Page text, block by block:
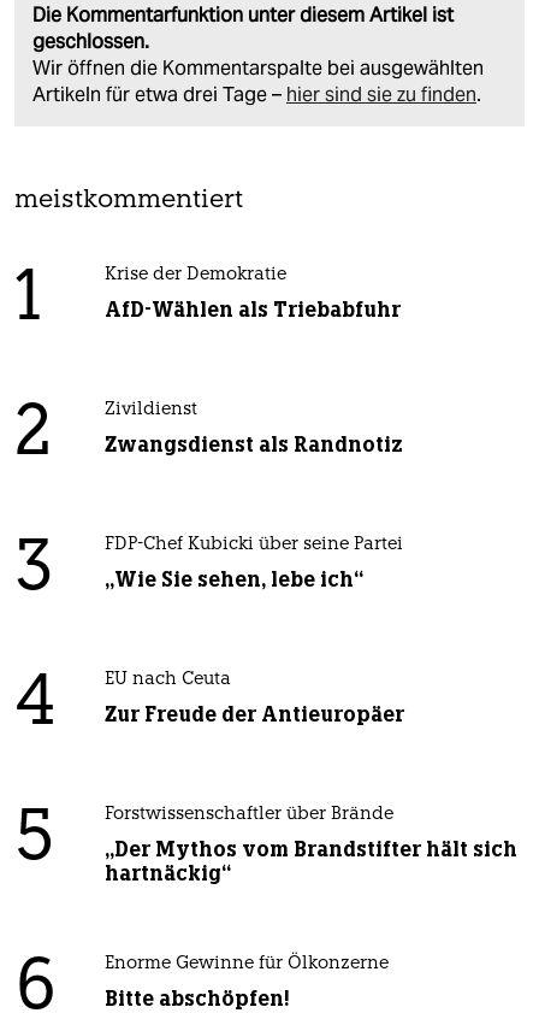
Die Kommentarfunktion unter diesem Artikel ist
geschlossen.
Wir öffnen die Kommentarspalte bei ausgewählten
Artikeln für etwa drei Tage – hier sind sie zu finden.
meistkommentiert
1 Krise der Demokratie
AfD-Wählen als Triebabfuhr
2 Zivildienst
Zwangsdienst als Randnotiz
3 FDP-Chef Kubicki über seine Partei
„Wie Sie sehen, lebe ich“
4 EU nach Ceuta
Zur Freude der Antieuropäer
5 Forstwissenschaftler über Brände
„Der Mythos vom Brandstifter hält sich
hartnäckig“
6 Enorme Gewinne für Ölkonzerne
Bitte abschöpfen!